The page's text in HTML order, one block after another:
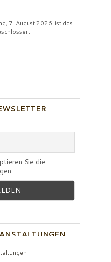
7. August 2026 ist das
Sie die